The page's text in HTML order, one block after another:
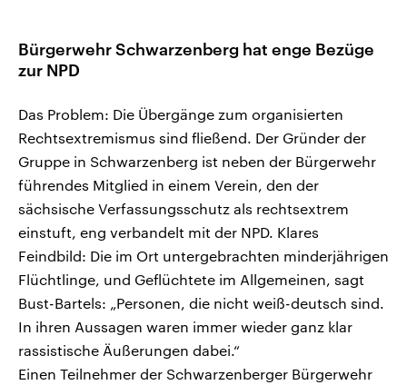
Bürgerwehr Schwarzenberg hat enge Bezüge
zur NPD
Das Problem: Die Übergänge zum organisierten
Rechtsextremismus sind fließend. Der Gründer der
Gruppe in Schwarzenberg ist neben der Bürgerwehr
führendes Mitglied in einem Verein, den der
sächsische Verfassungsschutz als rechtsextrem
einstuft, eng verbandelt mit der NPD. Klares
Feindbild: Die im Ort untergebrachten minderjährigen
Flüchtlinge, und Geflüchtete im Allgemeinen, sagt
Bust-Bartels: „Personen, die nicht weiß-deutsch sind.
In ihren Aussagen waren immer wieder ganz klar
rassistische Äußerungen dabei.“
Einen Teilnehmer der Schwarzenberger Bürgerwehr